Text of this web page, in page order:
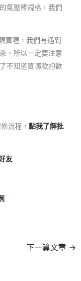
氣壓棒規格，我們
買喔，我們有遇到
，所以一定要注意
不知道買哪款的歡
流程， 點我了解批
友
下一篇文章 →